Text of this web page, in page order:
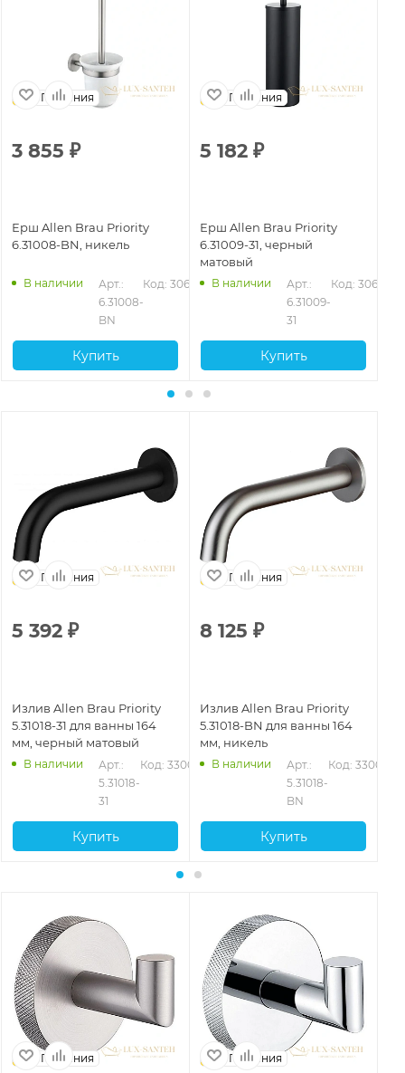
Германия
3 855 ₽
Ерш Allen Brau Priority
6.31008-BN, никель
В наличии
Арт.:
6.31008-
BN
Код: 30654
Купить
Германия
5 182 ₽
Ерш Allen Brau Priority
6.31009-31, черный
матовый
В наличии
Арт.:
6.31009-
31
Код: 30656
Купить
Германия
5 392 ₽
Излив Allen Brau Priority
5.31018-31 для ванны 164
мм, черный матовый
В наличии
Арт.:
5.31018-
31
Код: 33001
Купить
Германия
8 125 ₽
Излив Allen Brau Priority
5.31018-BN для ванны 164
мм, никель
В наличии
Арт.:
5.31018-
BN
Код: 33002
Купить
Германия Германия